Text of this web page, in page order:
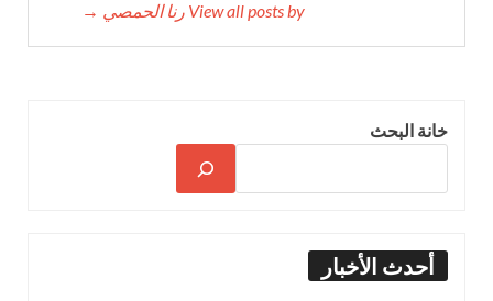
View all posts by رنا الحمصي →
خانة البحث
أحدث الأخبار